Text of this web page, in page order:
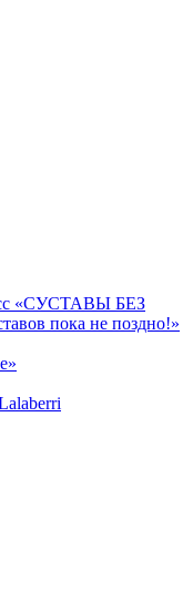
«СУСТАВЫ БЕЗ
пока не поздно!»